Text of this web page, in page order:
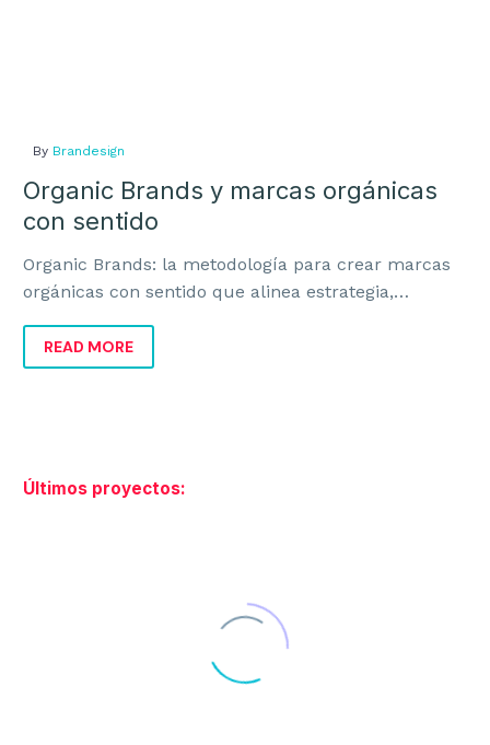
By Brandesign
Organic Brands y marcas orgánicas
con sentido
Organic Brands: la metodología para crear marcas
orgánicas con sentido que alinea estrategia,
READ MORE
Últimos proyectos: